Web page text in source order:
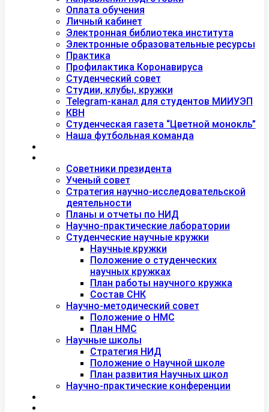
Оплата обучения
Личный кабинет
Электронная библиотека института
Электронные образовательные ресурсы
Практика
Профилактика Коронавируса
Студенческий совет
Студии, клубы, кружки
Telegram-канал для студентов МИИУЭП
КВН
Студенческая газета “Цветной монокль”
Наша футбольная команда
Советники президента
Ученый совет
Стратегия научно-исследовательской
деятельности
Планы и отчеты по НИД
Научно-практические лаборатории
Студенческие научные кружки
Научные кружки
Положение о студенческих
научных кружках
План работы научного кружка
Состав СНК
Научно-методический совет
Положение о НМС
План НМС
Научные школы
Стратегия НИД
Положение о Научной школе
План развития Научных школ
Научно-практические конференции